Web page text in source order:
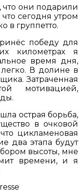
что они подарили
сегодня утром
в группетто.
победу для
километрах я
время дня,
В долине в
Затраченная
мотивацией,
острая борьба,
в очковой
цикламеновая
два этапа будут
высоты, мне
времени, и я